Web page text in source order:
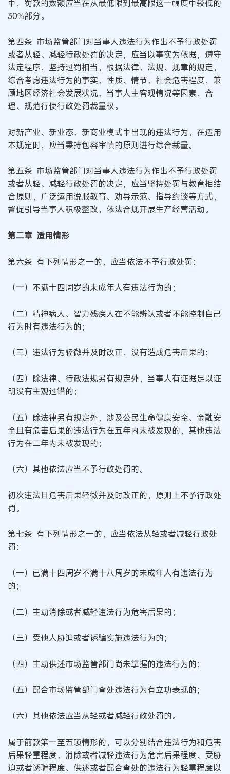
中，罚款的数额应当在从最低限到最高限这一幅度中较低的
30%部分。
第四条 市场监管部门对当事人违法行为作出不予行政处罚
或者从轻、减轻行政处罚的决定，应当以事实为依据，遵守
法定程序，坚持过罚相当，根据法律、法规、规章的规定，
综合考虑违法行为的事实、性质、情节、社会危害程度，兼
顾地区经济社会发展状况、当事人主客观情况等因素，合
理、规范行使行政处罚裁量权。
对新产业、新业态、新商业模式中出现的违法行为，在适用
本规定时，应当秉持包容审慎的原则进行综合裁量。
第五条 市场监管部门对当事人违法行为作出不予行政处罚
或者从轻、减轻行政处罚的决定，应当坚持处罚与教育相结
合原则，广泛运用说服教育、劝导示范、指导约谈等方式，
督促引导当事人积极整改，依法合规开展生产经营活动。
第二章 适用情形
第六条 有下列情形之一的，应当依法不予行政处罚：
（一）不满十四周岁的未成年人有违法行为的；
（二）精神病人、智力残疾人在不能辨认或者不能控制自己
行为时有违法行为的；
（三）违法行为轻微并及时改正，没有造成危害后果的；
（四）除法律、行政法规另有规定外，当事人有证据足以证
明没有主观过错的；
（五）除法律另有规定外，涉及公民生命健康安全、金融安
全且有危害后果的违法行为在五年内未被发现的，其他违法
行为在二年内未被发现的；
（六）其他依法应当不予行政处罚的。
初次违法且危害后果轻微并及时改正的，原则上不予行政处
罚。
第七条 有下列情形之一的，应当依法从轻或者减轻行政处
罚：
（一）已满十四周岁不满十八周岁的未成年人有违法行为
的；
（二）主动消除或者减轻违法行为危害后果的；
（三）受他人胁迫或者诱骗实施违法行为的；
（四）主动供述市场监管部门尚未掌握的违法行为的；
（五）配合市场监管部门查处违法行为有立功表现的；
（六）其他依法应当从轻或者减轻行政处罚的。
属于前款第一至五项情形的，可以分别结合违法行为和危害
后果轻重程度、消除或者减轻违法行为危害后果程度、受胁
迫或者诱骗程度、供述或者配合查处的违法行为轻重程度以